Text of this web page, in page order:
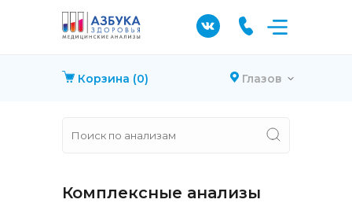
Корзина (0) Глазов
Комплексные анализы